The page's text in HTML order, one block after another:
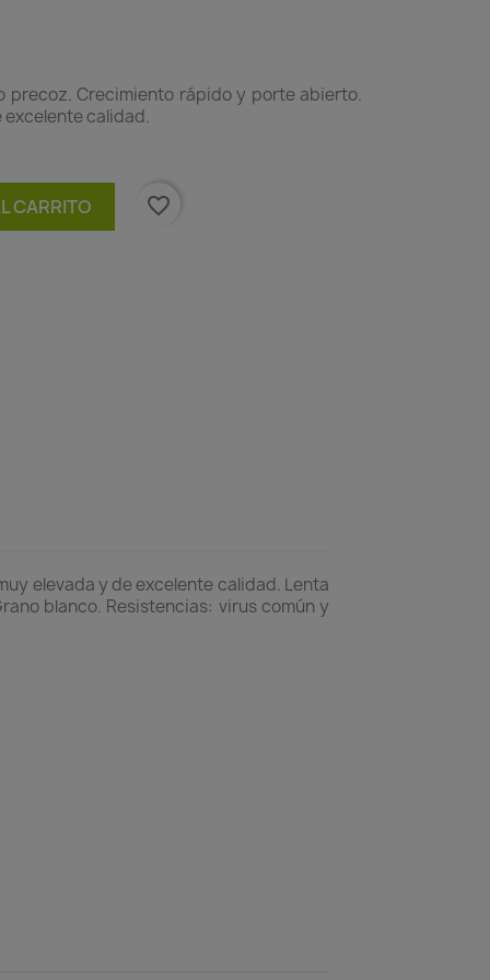
precoz. Crecimiento rápido y porte abierto.
excelente calidad.
CARRITO favorite_border
elevada y de excelente calidad. Lenta
blanco. Resistencias: virus común y